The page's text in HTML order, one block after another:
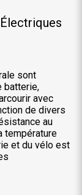
sont
batterie,
avec
de divers
au
température
et du vélo est